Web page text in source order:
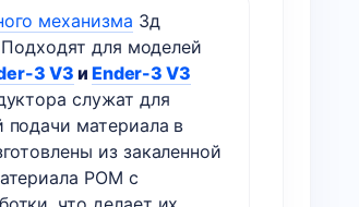
механизма 3д
для моделей
3 V3и Ender-3 V3
служат для
подачи материала в
из закаленной
POM с